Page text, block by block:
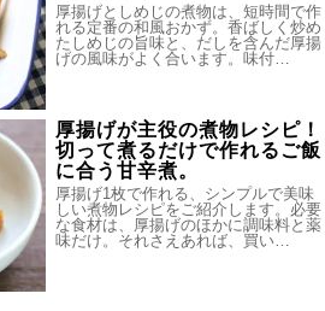
厚揚げとしめじの煮物は、短時間で作
れる定番の和風おかず。香ばしく炒め
たしめじの旨味と、だしを含んだ厚揚
げの風味がよく合います。味付…
厚揚げが主役の煮物レシピ！
切って煮るだけで作れるご飯
に合う甘辛煮。
厚揚げ1枚で作れる、シンプルで美味
しい煮物レシピをご紹介します。必要
な食材は、厚揚げのほかに調味料と薬
味だけ。それさえあれば、買い…